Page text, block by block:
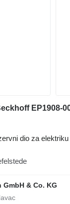
dio za elektriku
& Co. KG